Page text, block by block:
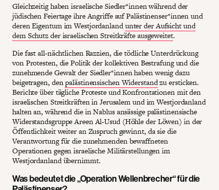
Gleichzeitig haben israelische Siedler*innen während der
jüdischen Feiertage ihre Angriffe auf Palästinenser*innen und
deren Eigentum im Westjordanlandunter der Aufsicht und
dem Schutz der israelischen Streitkräfte ausgeweitet.
Die fast all-nächtlichen Razzien, die tödliche Unterdrückung
von Protesten, die Politik der kollektiven Bestrafung und die
zunehmende Gewalt der Siedler*innen haben wenig dazu
beigetragen, denpalästinensischen Widerstandzu ersticken.
Berichte über tägliche Proteste und Konfrontationen mit den
israelischen Streitkräften in Jerusalem und im Westjordanland
halten an, während die in Nablus ansässige palästinensische
Widerstandsgruppe Areen Al-Usud (Höhle der Löwen) in der
Öffentlichkeit weiter an Zuspruch gewinnt, da sie die
Verantwortung für die zunehmenden bewaffneten
Operationen gegen israelische Militärstellungen im
Westjordanland übernimmt.
Was bedeutet die „Operation Wellenbrecher“ für die